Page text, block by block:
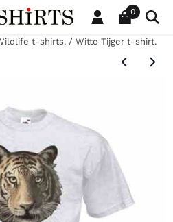
Kies instellingen of sta
0
t-shirts. / Witte Tijger t-shirt.